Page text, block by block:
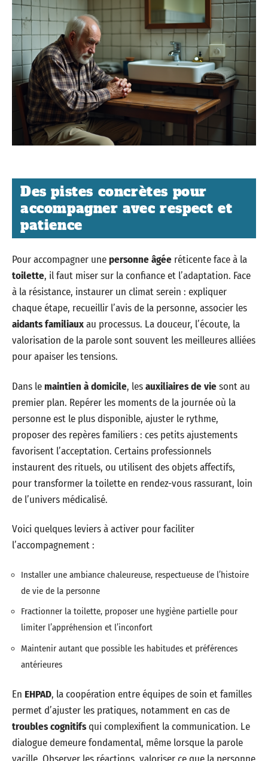
Des pistes concrètes pour
accompagner avec respect et
patience
Pour accompagner unepersonne âgée réticente face à la
toilette, il faut miser sur la confiance et l’adaptation. Face
à la résistance, instaurer un climat serein : expliquer
chaque étape, recueillir l’avis de la personne, associer les
aidants familiauxau processus. La douceur, l’écoute, la
valorisation de la parole sont souvent les meilleures alliées
pour apaiser les tensions.
Dans lemaintien à domicile, lesauxiliaires de viesont au
premier plan. Repérer les moments de la journée où la
personne est le plus disponible, ajuster le rythme,
proposer des repères familiers : ces petits ajustements
favorisent l’acceptation. Certains professionnels
instaurent des rituels, ou utilisent des objets affectifs,
pour transformer la toilette en rendez-vous rassurant, loin
de l’univers médicalisé.
Voici quelques leviers à activer pour faciliter
l’accompagnement :
Installer une ambiance chaleureuse, respectueuse de l’histoire
de vie de la personne
Fractionner la toilette, proposer une hygiène partielle pour
limiter l’appréhension et l’inconfort
Maintenir autant que possible les habitudes et préférences
antérieures
En EHPAD, la coopération entre équipes de soin et familles
permet d’ajuster les pratiques, notamment en cas de
troubles cognitifsqui complexifient la communication. Le
dialogue demeure fondamental, même lorsque la parole